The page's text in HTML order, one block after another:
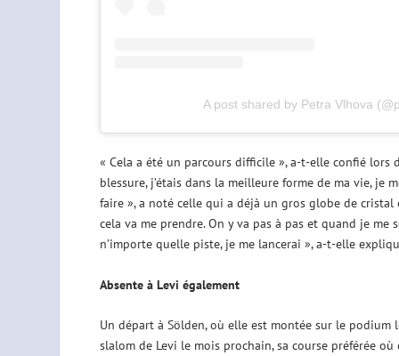
A post shared by Petra Vlhova
« Cela a été un parcours difficile », a-t-elle confié lors
blessure, j’étais dans la meilleure forme de ma vie, je
faire », a noté celle qui a déjà un gros globe de cristal
cela va me prendre. On y va pas à pas et quand je
n’importe quelle piste, je me lancerai », a-t-elle
Absente à Levi également
Un départ à Sölden, où elle est montée sur le podium
slalom de Levi le mois prochain, sa course préférée